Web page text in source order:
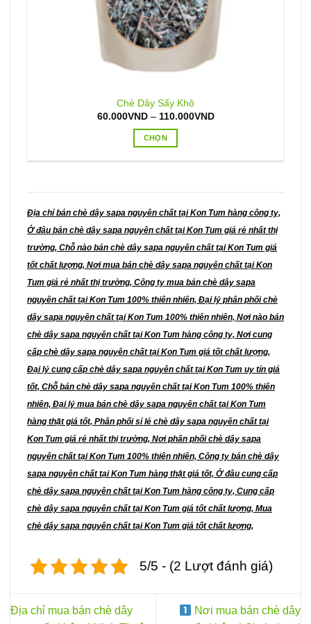
Chè Dây Sấy Khô
60.000VND – 110.000VNDKhoảng
110.000VND
CHỌN
nhiều
biến
tùy
chọn
có
thể
được
trên
trang
sản
phẩm
Địa chỉ bán chè dây sapa nguyên chất tại Kon Tum hàng công ty,
Ở đâu bán chè dây sapa nguyên chất tại Kon Tum giá rẻ nhất thị
trường, Chỗ nào bán chè dây sapa nguyên chất tại Kon Tum giá
tốt chất lượng, Nơi mua bán chè dây sapa nguyên chất tại Kon
Tum giá rẻ nhất thị trường, Công ty mua bán chè dây sapa
nguyên chất tại Kon Tum 100% thiên nhiên, Đại lý phân phối chè
dây sapa nguyên chất tại Kon Tum 100% thiên nhiên, Nơi nào bán
chè dây sapa nguyên chất tại Kon Tum hàng công ty, Nơi cung
cấp chè dây sapa nguyên chất tại Kon Tum giá tốt chất lượng,
Đại lý cung cấp chè dây sapa nguyên chất tại Kon Tum uy tín giá
tốt, Chỗ bán chè dây sapa nguyên chất tại Kon Tum 100% thiên
nhiên, Đại lý mua bán chè dây sapa nguyên chất tại Kon Tum
hàng thật giá tốt, Phân phối sỉ lẻ chè dây sapa nguyên chất tại
Kon Tum giá rẻ nhất thị trường, Nơi phân phối chè dây sapa
nguyên chất tại Kon Tum 100% thiên nhiên, Công ty bán chè dây
sapa nguyên chất tại Kon Tum hàng thật giá tốt, Ở đâu cung cấp
chè dây sapa nguyên chất tại Kon Tum hàng công ty, Cung cấp
chè dây sapa nguyên chất tại Kon Tum giá tốt chất lượng, Mua
chè dây sapa nguyên chất tại Kon Tum giá tốt chất lượng,
5/5 - (2 Lượt đánh giá)
Địa chỉ mua bán chè dây
Nơi mua bán chè dây